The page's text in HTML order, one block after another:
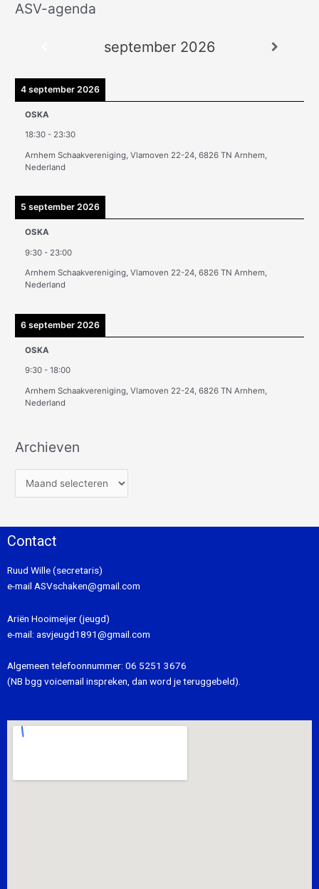
ASV-agenda
september 2026
4 september 2026
OSKA
18:30 - 23:30
Arnhem Schaakvereniging, Vlamoven 22-24, 6826 TN Arnhem,
Nederland
5 september 2026
OSKA
9:30 - 23:00
Arnhem Schaakvereniging, Vlamoven 22-24, 6826 TN Arnhem,
Nederland
6 september 2026
OSKA
9:30 -18:00
Arnhem Schaakvereniging, Vlamoven 22-24, 6826 TN Arnhem,
Nederland
Archieven
A
e
Contact
Ruud Wille (secretaris)
e-mail ASVschaken@gmail.com
Ariën Hooimeijer (jeugd)
e-mail: asvjeugd1891@gmail.com
Algemeen telefoonnummer: 06 5251 3676
(NB bgg voicemail inspreken, dan word je teruggebeld).